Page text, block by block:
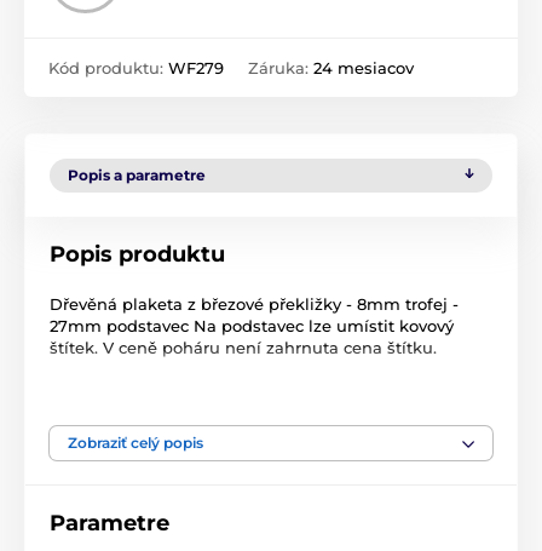
Kód produktu: WF279 Záruka: 24 mesiacov
Popis a parametre
Popis produktu
Dřevěná plaketa z březové překližky - 8mm trofej -
27mm podstavec Na podstavec lze umístit kovový
štítek. V ceně poháru není zahrnuta cena štítku.
Baseball Drevené trofeje WF002
Zobraziť celý popis
Parametre